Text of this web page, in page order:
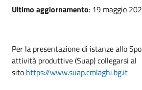
Ultimo aggiornamento: 19 maggio
Per la presentazione di istanze allo
attività produttive (Suap) collegarsi al
sito https://www.suap.cmlaghi.bg.it